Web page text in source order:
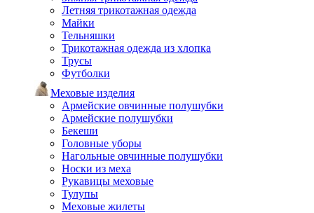
Летняя трикотажная одежда
Майки
Тельняшки
Трикотажная одежда из хлопка
Трусы
Футболки
Меховые изделия
Армейские овчинные полушубки
Армейские полушубки
Бекеши
Головные уборы
Нагольные овчинные полушубки
Носки из меха
Рукавицы меховые
Тулупы
Меховые жилеты